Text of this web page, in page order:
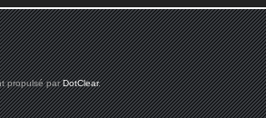
propulsé parDotClear.